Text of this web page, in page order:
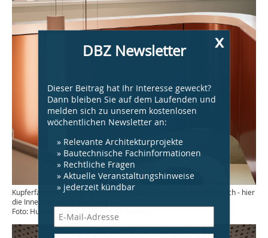
Kupferfarbene Elemente bestimmen das GEbäude durch und durch - hier
die Innenseiten der Brüstung
Foto: Hubert Juranek, Telluride Architektur
Anti-Roboter-Verifizierung
Hier klicken
Melden Sie sich jetzt an!
Beispiele, Hinweise: Datenschutz, Analyse,
Widerruf